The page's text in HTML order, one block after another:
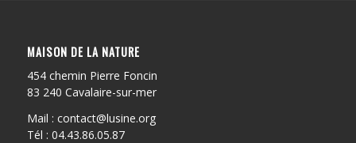
MAISON DE LA NATURE
454 chemin Pierre Foncin
83 240 Cavalaire-sur-mer
Mail : contact@lusine.org
Tél : 04.43.86.05.87